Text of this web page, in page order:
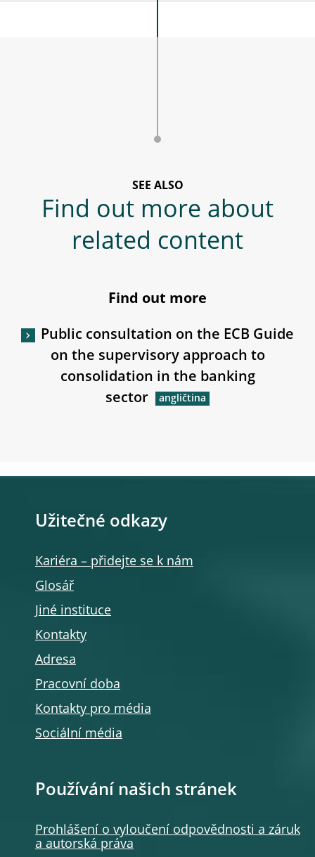
SEE ALSO
Find out more about
related content
Find out more
Public consultation on the ECB Guide
on the supervisory approach to
consolidation in the banking
sector
Užitečné odkazy
Kariéra – přidejte se k nám
Glosář
Jiné instituce
Kontakty
Adresa
Pracovní doba
Kontakty pro média
Sociální média
Používání našich stránek
Prohlášení o vyloučení odpovědnosti a záruk
a autorská práva